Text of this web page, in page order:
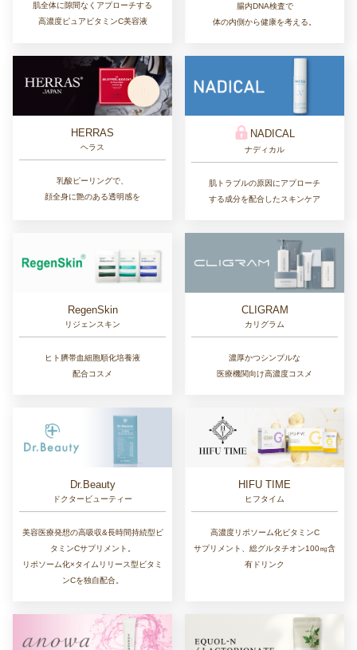
肌全体に隙間なくアプローチする
高濃度ピュアビタミンC美容液
腸内DNA検査で
体の内側から健康を考える。
HERRAS
ヘラス
乳酸ピーリングで、
顔全身に艶のある透明感を
NADICAL
ナディカル
肌トラブルの原因にアプローチ
する成分を配合したスキンケア
RegenSkin
リジェンスキン
ヒト臍帯血細胞順化培養液
配合コスメ
CLIGRAM
カリグラム
濃厚かつシンプルな
医療機関向け高濃度コスメ
Dr.Beauty
ドクタービューティー
美容医療発想の高吸収&長時間持続型ビ
タミンCサプリメント。
リポソーム化×タイムリリース型ビタミ
ンCを独自配合。
HIFU TIME
ヒフタイム
高濃度リポソーム化ビタミンC
サプリメント、総グルタチオン100㎎含
有ドリンク